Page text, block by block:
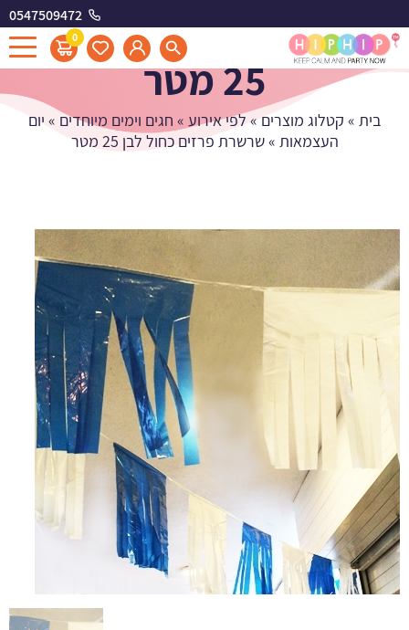
0547509472
0
שרשרת פרזים כחול לבן
25 מטר
בית » קטלוג מוצרים »לפי אירוע » חגים וימים מיוחדים » יום
העצמאות »שרשרת פרזים כחול לבן 25 מטר